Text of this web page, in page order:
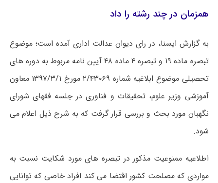
همزمان در چند رشته را داد
به گزارش ایسنا، در رای دیوان عدالت اداری آمده است؛ موضوع
تبصره ماده ۱۹ و تبصره ۴ ماده ۴۸ آیین نامه مربوط به دوره های
تحصیلی موضوع ابلاغیه شماره ۲/۴۳۰۶۹ مورخ ۱۳۹۷/۳/۱ معاون
آموزشی وزیر علوم، تحقیقات و فناوری در جلسه فقهای شورای
نگهبان مورد بحث و بررسی قرار گرفت که به شرح ذیل اعلام می
شود.
اطلاعیه ممنوعیت مذکور در تبصره های مورد شکایت نسبت به
مواردی که مصلحت کشور اقتضا می کند افراد خاصی که توانایی